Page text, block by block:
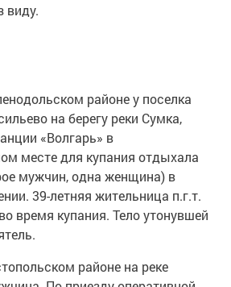
виду.
районе у поселка
на берегу реки Сумка,
«Волгарь» в
месте для купания отдыхала
мужчин, одна женщина) в
39-летняя жительница п.г.т.
время купания. Тело утонувшей
районе на реке